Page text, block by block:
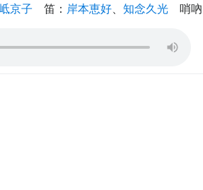
京子 笛 ： 岸本恵好 知念久光 哨吶